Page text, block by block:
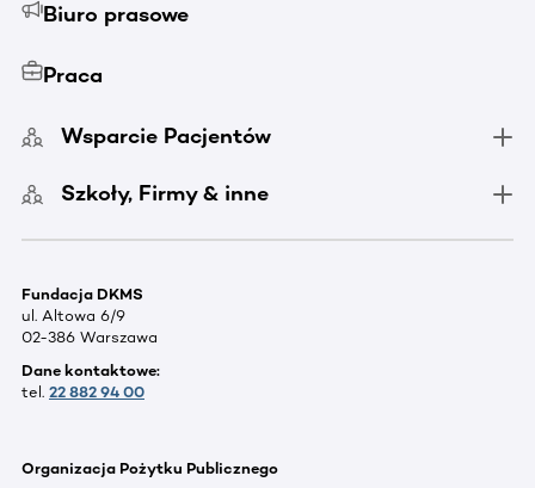
Biuro prasowe
Praca
Wsparcie Pacjentów
Szkoły, Firmy & inne
Fundacja DKMS
ul. Altowa 6/9
02-386 Warszawa
Dane kontaktowe:
tel. 22 882 94 00
Organizacja Pożytku Publicznego